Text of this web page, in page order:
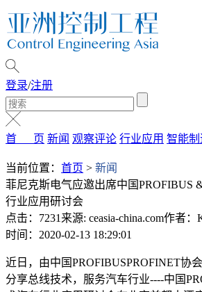
登录/注册
首 页 新闻 观察评论 行业应用 智能制
当前位置： 首页 > 新闻
菲尼克斯电气应邀出席中国PROFIBUS
行业应用研讨会
点击：7231 来源: ceasia-china.com作者：
时间：2020-02-13 18:29:01
近日，由中国PROFIBUSPROFINET协会
分享总线技术，服务汽车行业----中国